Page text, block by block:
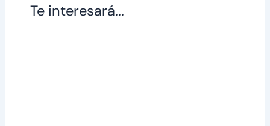
Te interesará...